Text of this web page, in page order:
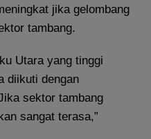
jika gelombang
tambang.
Utara yang tinggi
diikuti dengan
sektor tambang
sangat terasa,”